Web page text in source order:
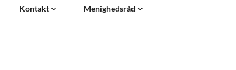
Kontakt Menighedsråd